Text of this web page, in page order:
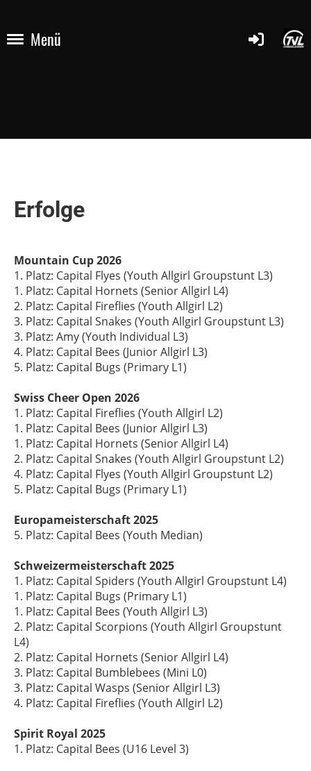
Menü
Erfolge
Mountain Cup 2026
1. Platz: Capital Flyes (Youth Allgirl Groupstunt L3)
1. Platz: Capital Hornets (Senior Allgirl L4)
2. Platz: Capital Fireflies (Youth Allgirl L2)
3. Platz: Capital Snakes (Youth Allgirl Groupstunt L3)
3. Platz: Amy (Youth Individual L3)
4. Platz: Capital Bees (Junior Allgirl L3)
5. Platz: Capital Bugs (Primary L1)
Swiss Cheer Open 2026
1. Platz: Capital Fireflies (Youth Allgirl L2)
1. Platz: Capital Bees (Junior Allgirl L3)
1. Platz: Capital Hornets (Senior Allgirl L4)
2. Platz: Capital Snakes (Youth Allgirl Groupstunt L2)
4. Platz: Capital Flyes (Youth Allgirl Groupstunt L2)
5. Platz: Capital Bugs (Primary L1)
Europameisterschaft 2025
5. Platz: Capital Bees (Youth Median)
Schweizermeisterschaft 2025
1. Platz: Capital Spiders (Youth Allgirl Groupstunt L4)
1. Platz: Capital Bugs (Primary L1)
1. Platz: Capital Bees (Youth Allgirl L3)
2. Platz: Capital Scorpions (Youth Allgirl Groupstunt
L4)
2. Platz: Capital Hornets (Senior Allgirl L4)
3. Platz: Capital Bumblebees (Mini L0)
3. Platz: Capital Wasps (Senior Allgirl L3)
4. Platz: Capital Fireflies (Youth Allgirl L2)
Spirit Royal 2025
1. Platz: Capital Bees (U16 Level 3)